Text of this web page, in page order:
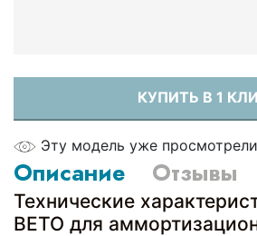
КУПИТЬ В 1
Эту модель уже
Описание Отзывы
Технические
ВЕТО для